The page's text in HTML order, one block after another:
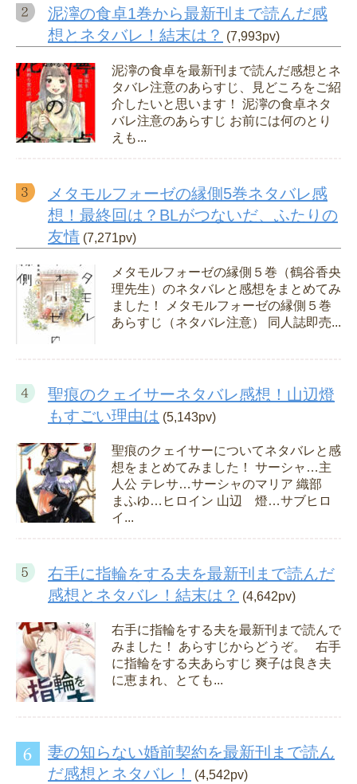
泥濘の食卓1巻から最新刊まで読んだ感
想とネタバレ！結末は？ (7,993pv)
泥濘の食卓を最新刊まで読んだ感想とネ
タバレ注意のあらすじ、見どころをご紹
介したいと思います！ 泥濘の食卓ネタ
バレ注意のあらすじ お前には何のとり
えも...
メタモルフォーゼの縁側5巻ネタバレ感
想！最終回は？BLがつないだ、ふたりの
友情 (7,271pv)
メタモルフォーゼの縁側５巻（鶴谷香央
理先生）のネタバレと感想をまとめてみ
ました！ メタモルフォーゼの縁側５巻
あらすじ（ネタバレ注意） 同人誌即売...
聖痕のクェイサーネタバレ感想！山辺燈
もすごい理由は (5,143pv)
聖痕のクェイサーについてネタバレと感
想をまとめてみました！ サーシャ…主
人公 テレサ…サーシャのマリア 織部
まふゆ…ヒロイン 山辺 燈…サブヒロ
イ...
右手に指輪をする夫を最新刊まで読んだ
感想とネタバレ！結末は？ (4,642pv)
右手に指輪をする夫を最新刊まで読んで
みました！ あらすじからどうぞ。 右手
に指輪をする夫あらすじ 爽子は良き夫
に恵まれ、とても...
妻の知らない婚前契約を最新刊まで読ん
だ感想とネタバレ！
(4,542pv)